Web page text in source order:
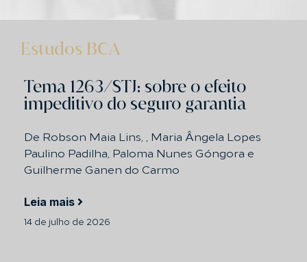
Estudos BCA
Tema 1263/STJ: sobre o efeito
impeditivo do seguro garantia
De Robson Maia Lins, , Maria Ângela Lopes
Paulino Padilha, Paloma Nunes Góngora e
Guilherme Ganen do Carmo
Leia mais
14 de julho de 2026